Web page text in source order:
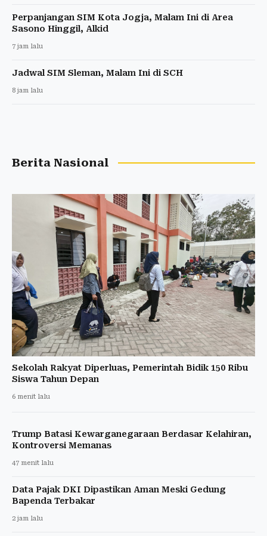
Perpanjangan SIM Kota Jogja, Malam Ini di Area
Sasono Hinggil, Alkid
7 jam lalu
Jadwal SIM Sleman, Malam Ini di SCH
8 jam lalu
Berita Nasional
Sekolah Rakyat Diperluas, Pemerintah Bidik 150 Ribu
Siswa Tahun Depan
6 menit lalu
Trump Batasi Kewarganegaraan Berdasar Kelahiran,
Kontroversi Memanas
47 menit lalu
Data Pajak DKI Dipastikan Aman Meski Gedung
Bapenda Terbakar
2 jam lalu